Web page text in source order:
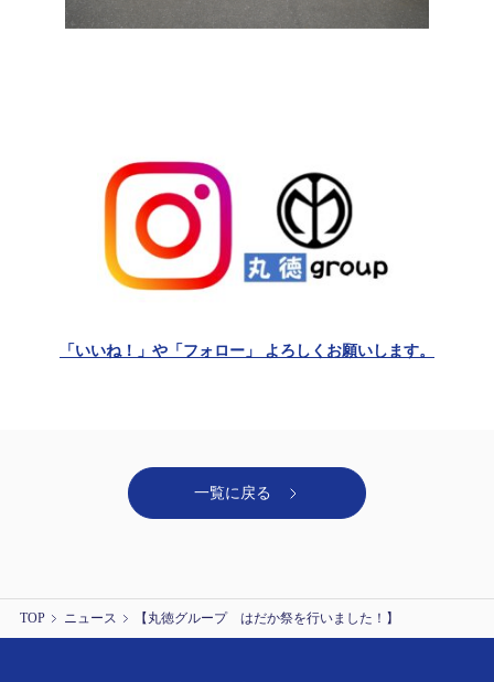
「いいね！」や「フォロー」 よろしくお願いします。
一覧に戻る
TOP ニュース 【丸徳グループ はだか祭を行いました！】